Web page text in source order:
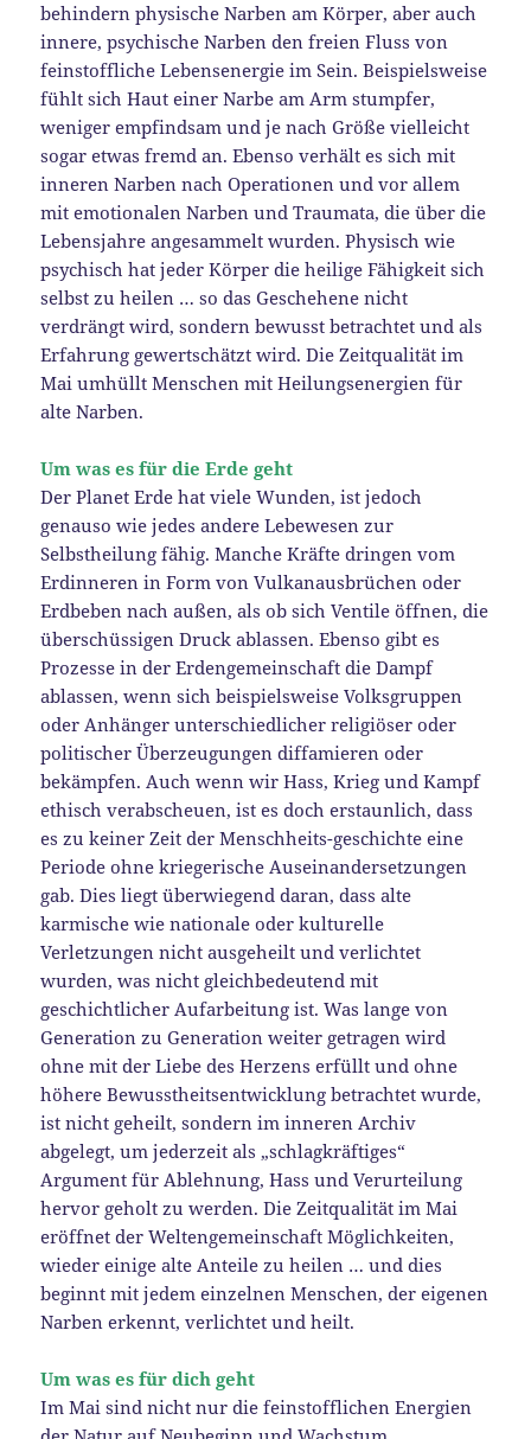
behindern physische Narben am Körper, aber auch
innere, psychische Narben den freien Fluss von
feinstoffliche Lebensenergie im Sein. Beispielsweise
fühlt sich Haut einer Narbe am Arm stumpfer,
weniger empfindsam und je nach Größe vielleicht
sogar etwas fremd an. Ebenso verhält es sich mit
inneren Narben nach Operationen und vor allem
mit emotionalen Narben und Traumata, die über die
Lebensjahre angesammelt wurden. Physisch wie
psychisch hat jeder Körper die heilige Fähigkeit sich
selbst zu heilen … so das Geschehene nicht
verdrängt wird, sondern bewusst betrachtet und als
Erfahrung gewertschätzt wird. Die Zeitqualität im
Mai umhüllt Menschen mit Heilungsenergien für
alte Narben.
Um was es für die Erde geht
Der Planet Erde hat viele Wunden, ist jedoch
genauso wie jedes andere Lebewesen zur
Selbstheilung fähig. Manche Kräfte dringen vom
Erdinneren in Form von Vulkanausbrüchen oder
Erdbeben nach außen, als ob sich Ventile öffnen, die
überschüssigen Druck ablassen. Ebenso gibt es
Prozesse in der Erdengemeinschaft die Dampf
ablassen, wenn sich beispielsweise Volksgruppen
oder Anhänger unterschiedlicher religiöser oder
politischer Überzeugungen diffamieren oder
bekämpfen. Auch wenn wir Hass, Krieg und Kampf
ethisch verabscheuen, ist es doch erstaunlich, dass
es zu keiner Zeit der Menschheits-geschichte eine
Periode ohne kriegerische Auseinandersetzungen
gab. Dies liegt überwiegend daran, dass alte
karmische wie nationale oder kulturelle
Verletzungen nicht ausgeheilt und verlichtet
wurden, was nicht gleichbedeutend mit
geschichtlicher Aufarbeitung ist. Was lange von
Generation zu Generation weiter getragen wird
ohne mit der Liebe des Herzens erfüllt und ohne
höhere Bewusstheitsentwicklung betrachtet wurde,
ist nicht geheilt, sondern im inneren Archiv
abgelegt, um jederzeit als „schlagkräftiges“
Argument für Ablehnung, Hass und Verurteilung
hervor geholt zu werden. Die Zeitqualität im Mai
eröffnet der Weltengemeinschaft Möglichkeiten,
wieder einige alte Anteile zu heilen … und dies
beginnt mit jedem einzelnen Menschen, der eigenen
Narben erkennt, verlichtet und heilt.
Um was es für dich geht
Im Mai sind nicht nur die feinstofflichen Energien